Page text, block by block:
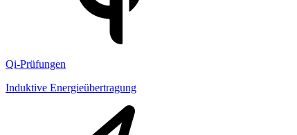
Qi-Prüfungen
Induktive Energieübertragung